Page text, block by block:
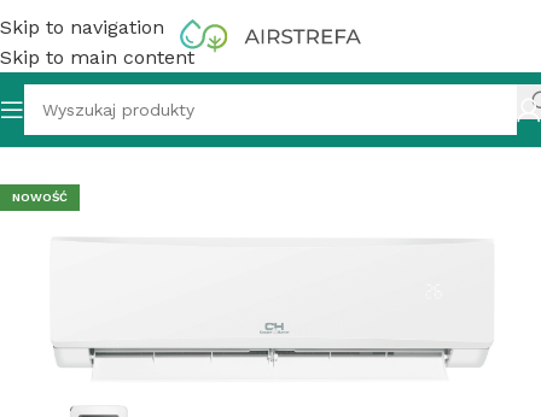
Skip to navigation
Skip to main content
Cooper&Hunter Arctic Plus CH-S12FTXLA6 3,5kW
NOWOŚĆ